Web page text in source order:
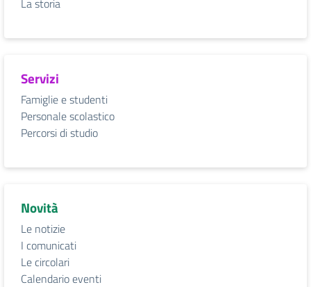
La storia
Servizi
Famiglie e studenti
Personale scolastico
Percorsi di studio
Novità
Le notizie
I comunicati
Le circolari
Calendario eventi